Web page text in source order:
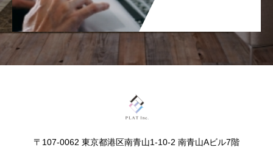
〒107-0062 東京都港区南青山1-10-2 南青山Aビル7階